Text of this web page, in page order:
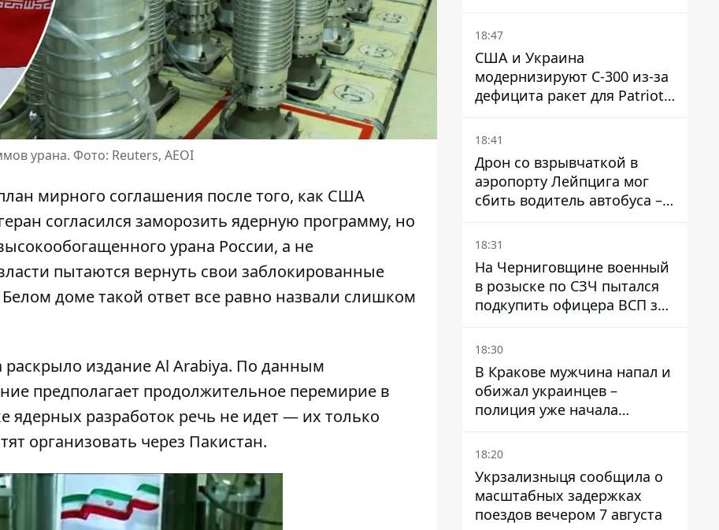
урана. Фото: Reuters, AEOI
мирного соглашения после того, как США
согласился заморозить ядерную программу, но
урана России, а не
пытаются вернуть свои заблокированные
доме такой ответ все равно назвали слишком
раскрыло издание Al Arabiya. По данным
предполагает продолжительное перемирие в
ядерных разработок речь не идет — их только
организовать через Пакистан.
ракеты
18:47
США и Украина
модернизируют С-300 из-за
дефицита ракет для Patriot -
СМИ
18:41
Дрон со взрывчаткой в ​​
аэропорту Лейпцига мог
сбить водитель автобуса –
Welt
18:31
На Черниговщине военный
в розыске по СЗЧ пытался
подкупить офицера ВСП за
40 тысяч гривен
18:30
В Кракове мужчина напал и
обижал украинцев –
полиция уже начала
расследование
18:20
Укрзализныця сообщила о
масштабных задержках
поездов вечером 7 августа